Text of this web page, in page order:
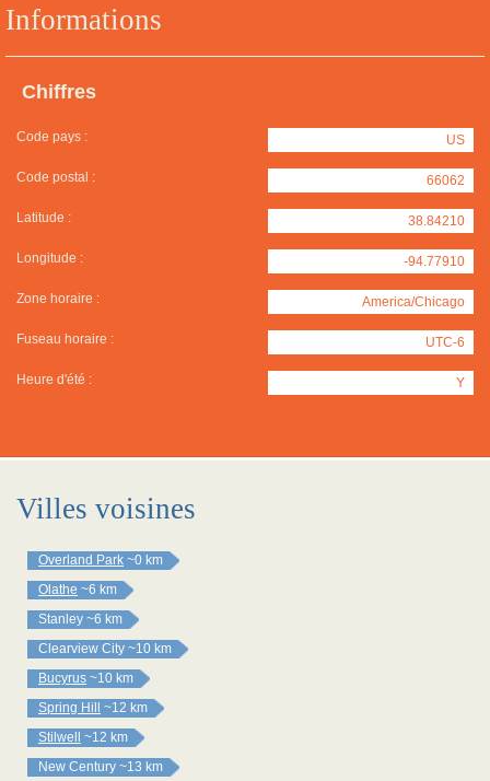
Informations
Chiffres
Code pays : US
Code postal : 66062
Latitude : 38.84210
Longitude : -94.77910
Zone horaire : America/Chicago
Fuseau horaire : UTC-6
Heure d'été : Y
Villes voisines
Overland Park ~0 km
Olathe ~6 km
Stanley ~6 km
Clearview City ~10 km
Bucyrus ~10 km
Spring Hill
~12 km
Stilwell
~12 km
New Century ~13 km